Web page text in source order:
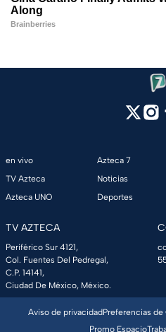
en vivo
TV Azteca
Azteca UNO
Azteca 7
Noticias
Deportes
TV AZTECA
Periférico Sur 4121,
Col. Fuentes Del Pedregal,
C.P. 14141,
Ciudad De México, México.
Aviso de privacidadPreferencias de
Promo Espacio